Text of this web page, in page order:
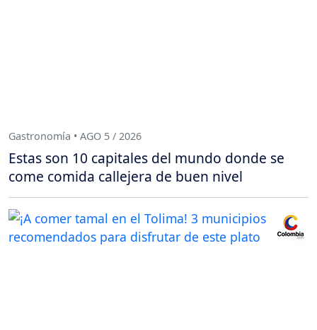
Gastronomía • AGO 5 / 2026
Estas son 10 capitales del mundo donde se
come comida callejera de buen nivel